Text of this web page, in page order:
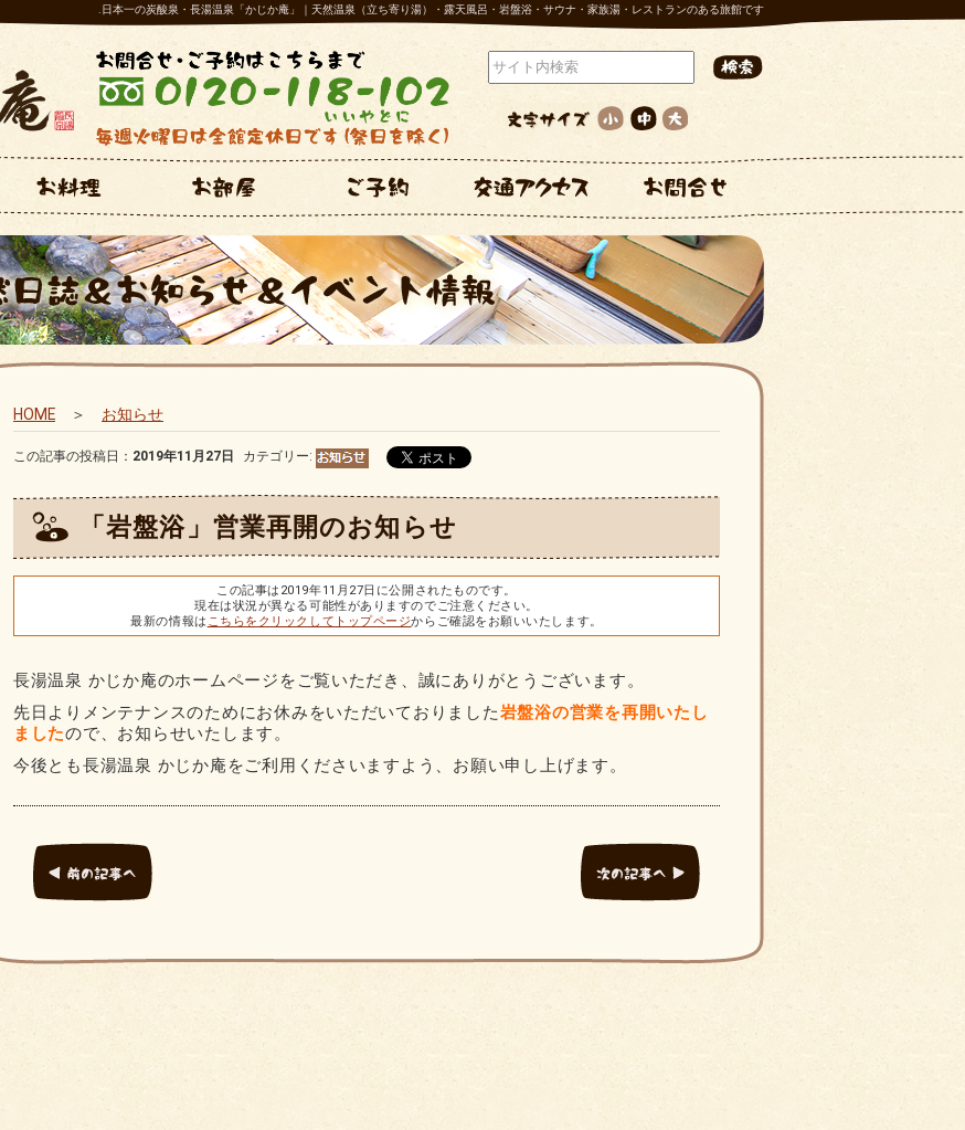
.日本一の炭酸泉・長湯温泉「かじか庵」｜天然温泉（立ち寄り湯）・露天風呂・岩盤浴・サウナ・家族湯・レストランのある旅館です
HOME ＞ お知らせ
この記事の投稿日： 2019年11月27日 カテゴリー:
「岩盤浴」営業再開のお知らせ
この記事は2019年11月27日に公開されたものです。
現在は状況が異なる可能性がありますのでご注意ください。
最新の情報は こちらをクリックしてトップページからご確認をお願いいたします。
長湯温泉 かじか庵のホームページをご覧いただき、誠にありがとうございます。
先日よりメンテナンスのためにお休みをいただいておりました岩盤浴の営業を再開いたし
ましたので、お知らせいたします。
今後とも長湯温泉 かじか庵をご利用くださいますよう、お願い申し上げます。